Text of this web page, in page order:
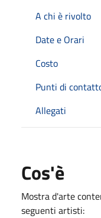
A chi è rivolto
Date e Orari
Costo
Punti di
Allegati
Cos'è
Mostra d'arte
seguenti artisti: